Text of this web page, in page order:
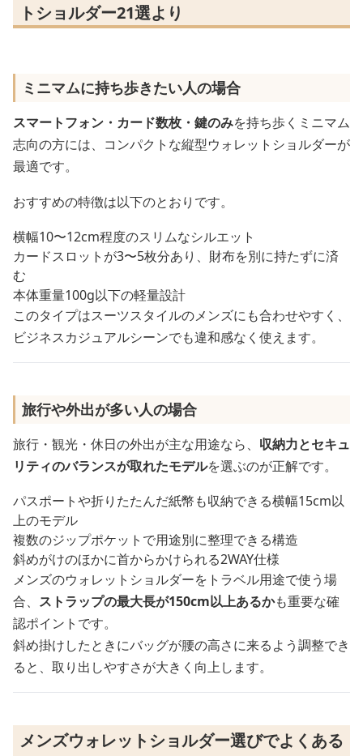
トショルダー21選より
ミニマムに持ち歩きたい人の場合
スマートフォン・カード数枚・鍵のみを持ち歩くミニマム
志向の方には、コンパクトな縦型ウォレットショルダーが
最適です。
おすすめの特徴は以下のとおりです。
横幅10〜12cm程度のスリムなシルエット
カードスロットが3〜5枚分あり、財布を別に持たずに済
む
本体重量100g以下の軽量設計
このタイプはスーツスタイルのメンズにも合わせやすく、
ビジネスカジュアルシーンでも違和感なく使えます。
旅行や外出が多い人の場合
旅行・観光・休日の外出が主な用途なら、 収納力とセキュ
リティのバランスが取れたモデルを選ぶのが正解です。
パスポートや折りたたんだ紙幣も収納できる横幅15cm以
上のモデル
複数のジップポケットで用途別に整理できる構造
斜めがけのほかに首からかけられる2WAY仕様
メンズのウォレットショルダーをトラベル用途で使う場
合、 ストラップの最大長が150cm以上あるかも重要な確
認ポイントです。
斜め掛けしたときにバッグが腰の高さに来るよう調整でき
ると、取り出しやすさが大きく向上します。
メンズウォレットショルダー選びでよくある